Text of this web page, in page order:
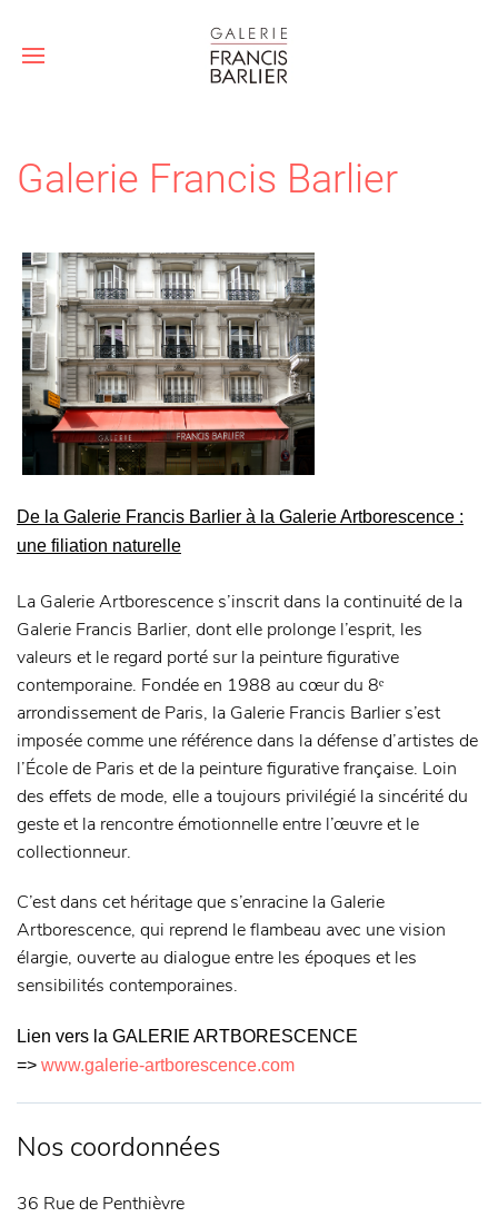
Galerie Francis Barlier
De la Galerie Francis Barlier à la Galerie Artborescence :
une filiation naturelle
La Galerie Artborescence s’inscrit dans la continuité de la
Galerie Francis Barlier, dont elle prolonge l’esprit, les
valeurs et le regard porté sur la peinture figurative
contemporaine. Fondée en 1988 au cœur du 8ᵉ
arrondissement de Paris, la Galerie Francis Barlier s’est
imposée comme une référence dans la défense d’artistes de
l’École de Paris et de la peinture figurative française. Loin
des effets de mode, elle a toujours privilégié la sincérité du
geste et la rencontre émotionnelle entre l’œuvre et le
collectionneur.
C’est dans cet héritage que s’enracine la Galerie
Artborescence, qui reprend le flambeau avec une vision
élargie, ouverte au dialogue entre les époques et les
sensibilités contemporaines.
Lien vers la GALERIE ARTBORESCENCE
=> www.galerie-artborescence.com
Nos coordonnées
36 Rue de Penthièvre